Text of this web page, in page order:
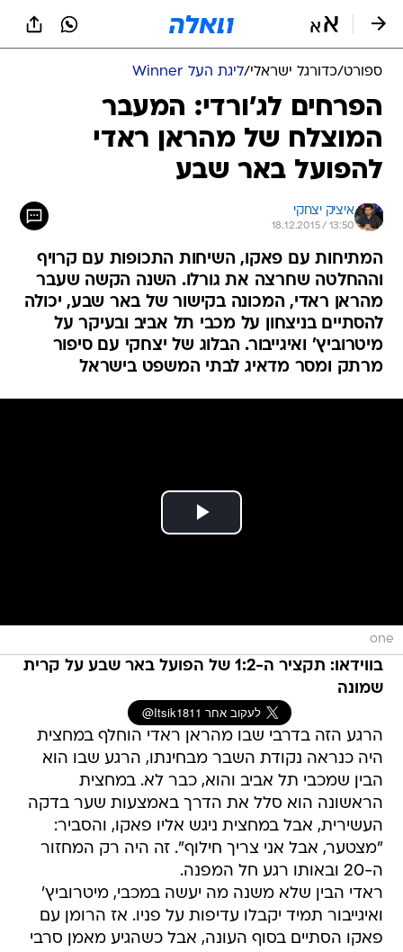
ספורט/כדורגל ישראלי/ליגת העל Winner
הפרחים לג'ורדי: המעבר
המוצלח של מהראן ראדי
להפועל באר שבע
איציק יצחקי
18.12.2015 / 13:50
המתיחות עם פאקו, השיחות התכופות עם קרויף
וההחלטה שחרצה את גורלו. השנה הקשה שעבר
מהראן ראדי, המכונה בקישור של באר שבע, יכולה
להסתיים בניצחון על מכבי תל אביב ובעיקר על
מיטרוביץ' ואיגייבור. הבלוג של יצחקי עם סיפור
מרתק ומסר מדאיג לבתי המשפט בישראל
one
בווידאו: תקציר ה-1:2 של הפועל באר שבע על קרית
שמונה
הרגע הזה בדרבי שבו מהראן ראדי הוחלף במחצית
היה כנראה נקודת השבר מבחינתו, הרגע שבו הוא
הבין שמכבי תל אביב והוא, כבר לא. במחצית
הראשונה הוא סלל את הדרך באמצעות שער בדקה
העשירית, אבל במחצית ניגש אליו פאקו, והסביר:
"מצטער, אבל אני צריך חילוף". זה היה רק המחזור
ה-20 ובאותו רגע חל המפנה.
ראדי הבין שלא משנה מה יעשה במכבי, מיטרוביץ'
ואיגייבור תמיד יקבלו עדיפות על פניו. אז הרומן עם
פאקו הסתיים בסוף העונה, אבל כשהגיע מאמן סרבי